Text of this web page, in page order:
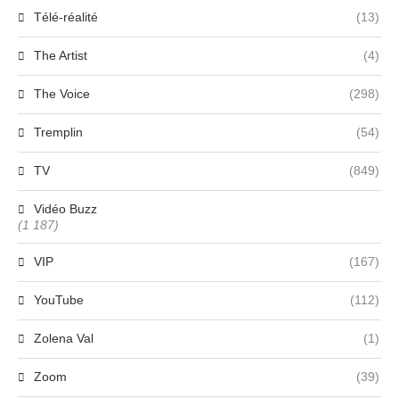
Télé-réalité (13)
The Artist (4)
The Voice (298)
Tremplin (54)
TV (849)
Vidéo Buzz
(1 187)
VIP (167)
YouTube (112)
Zolena Val (1)
Zoom (39)